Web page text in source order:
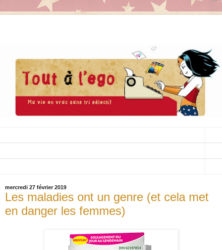
mercredi 27 février 2019
Les maladies ont un genre (et cela met
en danger les femmes)